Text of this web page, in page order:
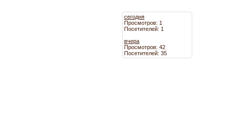
сегодня
Просмотров: 1
Посетителей: 1
вчера
Просмотров: 42
Посетителей: 35